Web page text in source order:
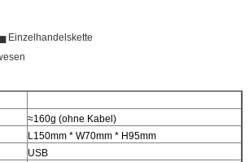
Einzelhandelskette
≈160g (ohne Kabel)
L150mm * W70mm * H95mm
USB